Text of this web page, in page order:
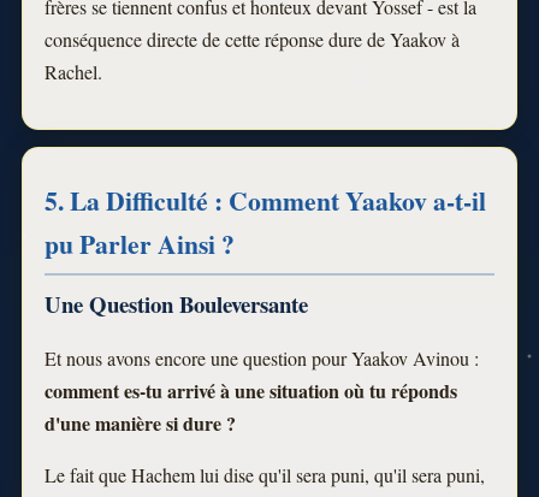
frères se tiennent confus et honteux devant Yossef - est la
conséquence directe de cette réponse dure de Yaakov à
Rachel.
5. La Difficulté : Comment Yaakov a-t-il
pu Parler Ainsi ?
Une Question Bouleversante
Et nous avons encore une question pour Yaakov Avinou :
comment es-tu arrivé à une situation où tu réponds
d'une manière si dure ?
Le fait que Hachem lui dise qu'il sera puni, qu'il sera puni,